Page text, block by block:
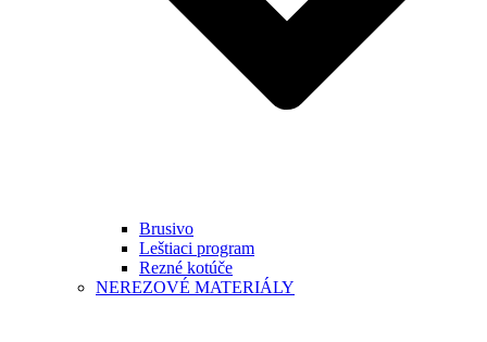
Brusivo
Leštiaci program
Rezné kotúče
NEREZOVÉ MATERIÁLY